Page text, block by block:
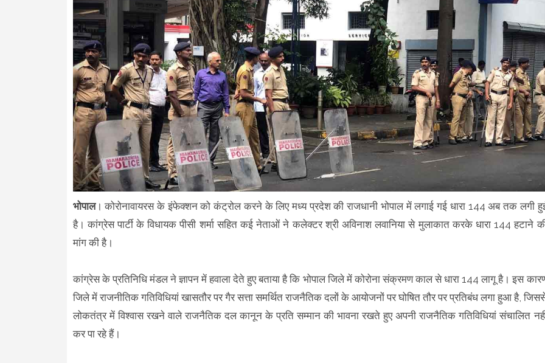
भोपाल। कोरोनावायरस के इंफेक्शन को कंट्रोल करने के लिए मध्य प्रदेश की राजधानी भोपाल में लगाई गई धारा 144 अब तक लगी
है। कांग्रेस पार्टी के विधायक पीसी शर्मा सहित कई नेताओं ने कलेक्टर श्री अविनाश लवानिया से मुलाकात करके धारा 144 हटाने
मांग की है।
कांग्रेस के प्रतिनिधि मंडल ने ज्ञापन में हवाला देते हुए बताया है कि भोपाल जिले में कोरोना संक्रमण काल से धारा 144 लागू है। इस
जिले में राजनीतिक गतिविधियां खासतौर पर गैर सत्ता समर्थित राजनैतिक दलों के आयोजनों पर घोषित तौर पर प्रतिबंध लगा हुआ है,
लोकतंत्र में विश्वास रखने वाले राजनैतिक दल कानून के प्रति सम्मान की भावना रखते हुए अपनी राजनैतिक गतिविधियां संचालित
कर पा रहे हैं।